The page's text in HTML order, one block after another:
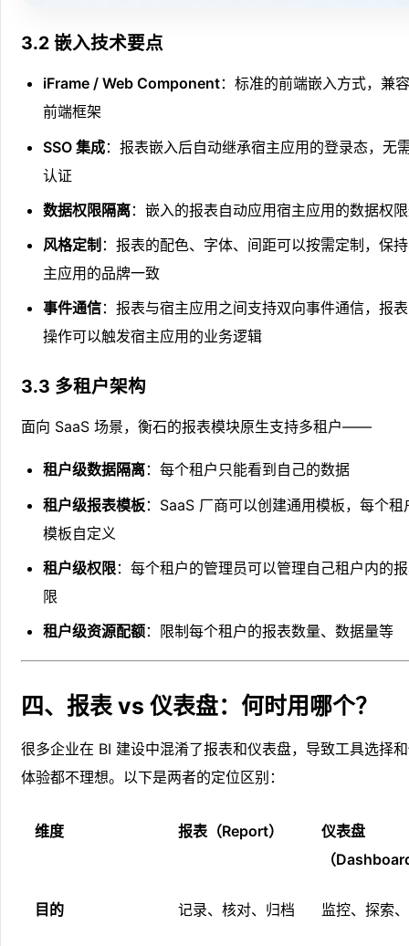
3.2 嵌入技术要点
iFrame / Web Component：标准的前端嵌入方式，兼
前端框架
SSO 集成：报表嵌入后自动继承宿主应用的登录态，无
认证
数据权限隔离：嵌入的报表自动应用宿主应用的数据权
风格定制 ：报表的配色、字体、间距可以按需定制，保
主应用的品牌一致
事件通信：报表与宿主应用之间支持双向事件通信，报
操作可以触发宿主应用的业务逻辑
3.3 多租户架构
面向 SaaS 场景，衡石的报表模块原生支持多租户——
租户级数据隔离：每个租户只能看到自己的数据
租户级报表模板：SaaS 厂商可以创建通用模板，每个租
模板自定义
租户级权限：每个租户的管理员可以管理自己租户内的
限
租户级资源配额：限制每个租户的报表数量、数据量等
四、报表 vs 仪表盘：何时用哪个？
很多企业在 BI 建设中混淆了报表和仪表盘，导致工具选择
体验都不理想。以下是两者的定位区别：
维度 报表（Report）
仪表盘
（
目的 记录、核对、归档 监控、探索